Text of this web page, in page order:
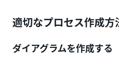
適切なプロセス作成方
ダイアグラムを作成する